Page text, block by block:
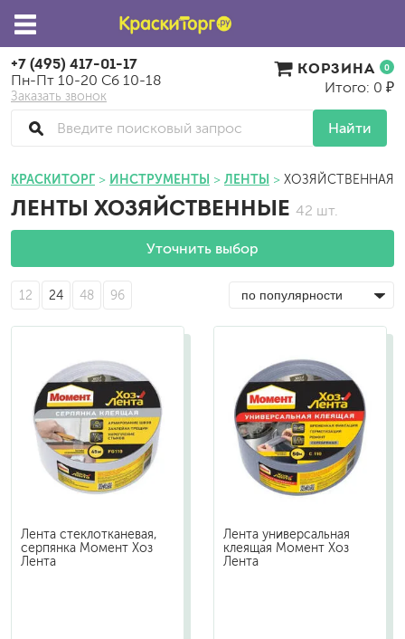
+7 (495) 417-01-17
Пн-Пт 10-20 Сб 10-18
Заказать звонок
Найти
КОРЗИНА 0
Итого: 0 ₽
КРАСКИТОРГ ИНСТРУМЕНТЫ ЛЕНТЫ ХОЗЯЙСТВЕННАЯ
ЛЕНТЫ ХОЗЯЙСТВЕННЫЕ 42 шт.
Уточнить выбор
12 24 48 96
Лента стеклотканевая,
серпянка Момент Хоз
Лента
Лента универсальная
клеящая Момент Хоз
Лента